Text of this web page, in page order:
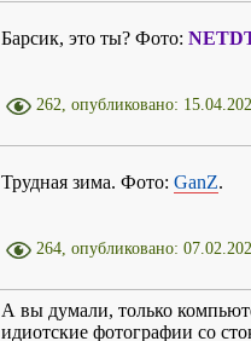
Барсик, это ты? Фото:
262, опубликовано:
Трудная зима. Фото: GanZ.
264, опубликовано:
А вы думали, только
идиотские фотографии со